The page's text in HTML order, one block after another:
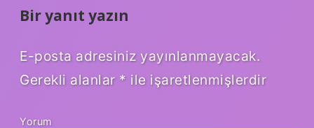
Bir yanıt yazın
E-posta adresiniz yayınlanmayacak.
Gerekli alanlar * ile işaretlenmişlerdir
Yorum